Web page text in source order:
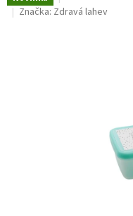
hodnocení
Značka: Zdravá lahev